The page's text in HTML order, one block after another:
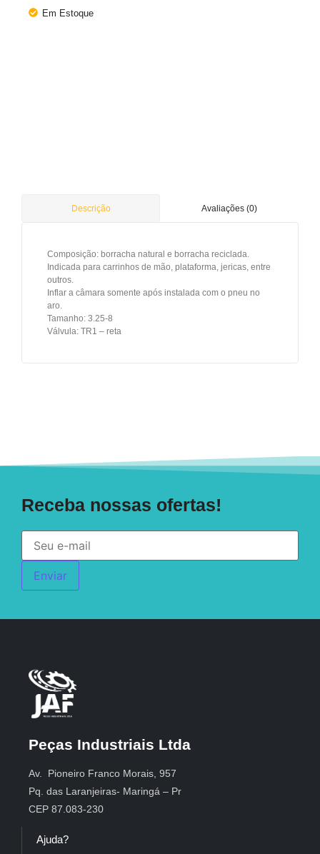
Em Estoque
Descrição Avaliações (0)
Composição: borracha natural e borracha reciclada.
Indicada para carrinhos de mão, plataforma, jericas, entre
outros.
Inflar a câmara somente após instalada com o pneu no
aro.
Tamanho: 3.25-8
Válvula: TR1 – reta
Receba nossas ofertas!
Enviar
Peças Industriais Ltda
Av. Pioneiro Franco Morais, 957
Pq. das Laranjeiras- Maringá – Pr
CEP 87.083-230
Ajuda?